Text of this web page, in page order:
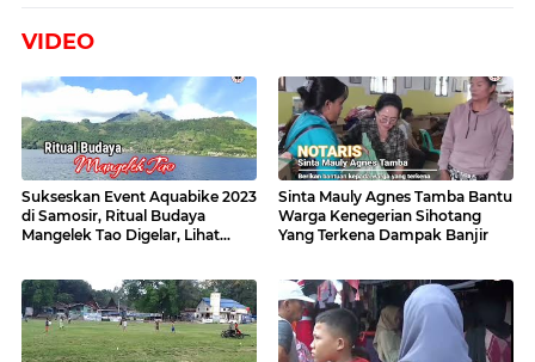
VIDEO
Sukseskan Event Aquabike 2023
di Samosir, Ritual Budaya
Mangelek Tao Digelar, Lihat
Sinta Mauly Agnes Tamba Bantu
Warga Kenegerian Sihotang
Yang Terkena Dampak Banjir